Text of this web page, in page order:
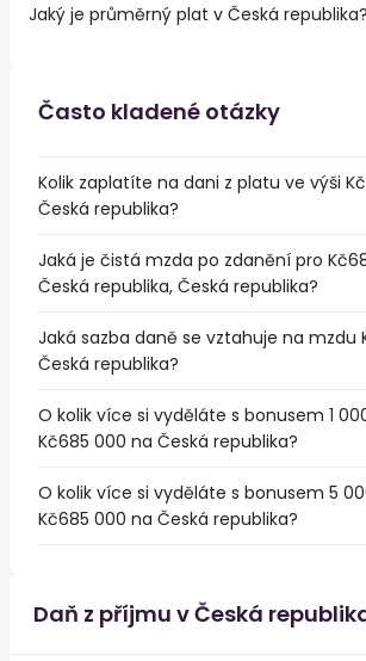
Jaký je průměrný plat v Česká republika?
Často kladené otázky
Kolik zaplatíte na dani z platu ve výši
Česká republika?
Jaká je čistá mzda po zdanění pro
Česká republika, Česká republika?
Jaká sazba daně se vztahuje na mzdu
Česká republika?
O kolik více si vyděláte s bonusem 1
Kč685 000 na Česká republika?
O kolik více si vyděláte s bonusem 5
Kč685 000 na Česká republika?
Daň z příjmu v Česká